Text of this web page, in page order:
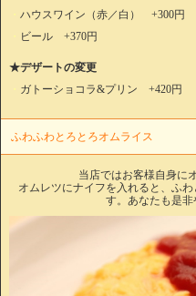
・ ハウスワイン（赤／白） +300円
・ ビール +370円
★デザートの変更
・ ガトーショコラ&プリン +420円
ふわふわとろとろオムライス
当店ではお客様自身に
オムレツにナイフを入れると、ふ
す。あなたも是非